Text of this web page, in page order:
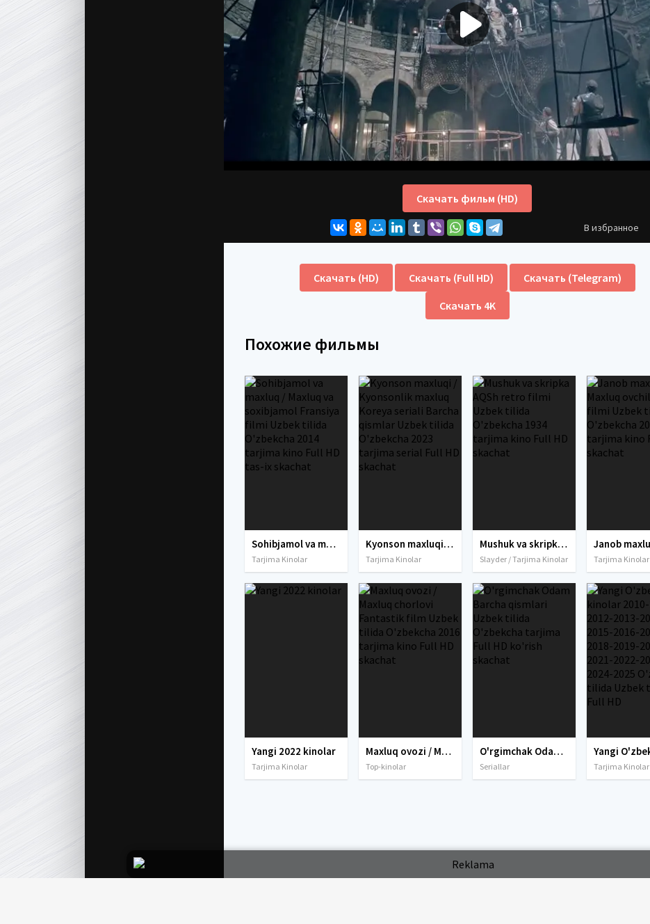
Скачать фильм (HD)
В избранное
Скачать (HD) Скачать (Full HD)
Скачать (Telegram)
Скачать 4K
Похожие фильмы
Sohibjamol va maxluq / Maxluq va soxibjamol Fransiya filmi Uzbek tilida O'zbekcha 2014 tarjima kino Full HD tas-ix skachat
Tarjima Kinolar
Kyonson maxluqi / Kyonsonlik maxluq Koreya seriali Barcha qismlar Uzbek tilida O'zbekcha 2023 tarjima serial Full HD skachat
Tarjima Kinolar
Mushuk va skripka AQSh retro filmi Uzbek tilida O'zbekcha 1934 tarjima kino Full HD skachat
Slayder / Tarjima Kinolar Tarjima Kinolar
Yangi 2022 kinolar
Tarjima Kinolar
Maxluq ovozi / Maxluq chorlovi Fantastik film Uzbek tilida O'zbekcha 2016 tarjima kino Full HD skachat
Top-kinolar
O'rgimchak Odam Barcha qismlari Uzbek tilida O'zbekcha tarjima Full HD ko'rish skachat
Seriallar Tarjima Kinolar